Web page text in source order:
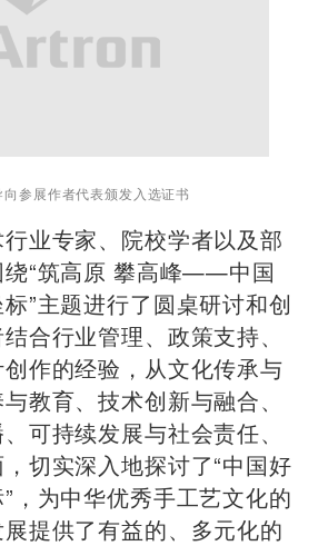
向参展作者代表颁发入选证书
业专家、院校学者以及部
绕“筑高原 攀高峰——中国
”主题进行了圆桌研讨和创
合行业管理、政策支持、
作的经验，从文化传承与
教育、技术创新与融合、
可持续发展与社会责任、
切实深入地探讨了“中国好
，为中华优秀手工艺文化的
提供了有益的、多元化的